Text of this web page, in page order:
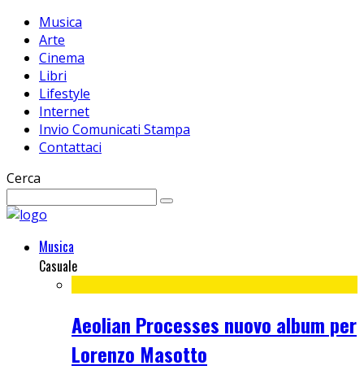
Musica
Arte
Cinema
Libri
Lifestyle
Internet
Invio Comunicati Stampa
Contattaci
Cerca
Musica
Casuale
Aeolian Processes nuovo album per
Lorenzo Masotto